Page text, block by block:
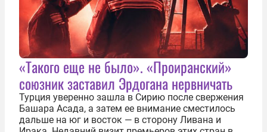
«Такого еще не было». «Проиранский»
союзник заставил Эрдогана нервничать
Турция уверенно зашла в Сирию после свержения
Башара Асада, а затем ее внимание сместилось
дальше на юг и восток — в сторону Ливана и